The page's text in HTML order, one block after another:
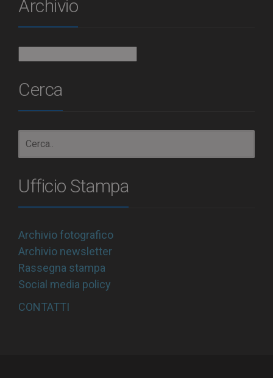
Archivio
Cerca
Ufficio Stampa
Archivio fotografico
Archivio newsletter
Rassegna stampa
Social media policy
CONTATTI